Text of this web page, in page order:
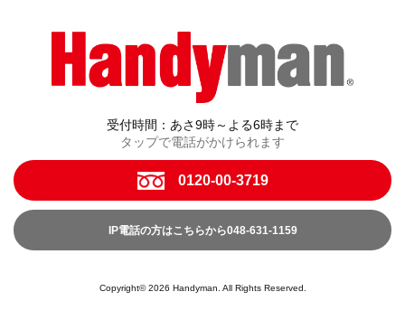
受付時間：あさ9時～よる6時まで
タップで電話がかけられます
0120-00-3719
IP電話の方はこちらから048-631-1159
Copyright© 2026 Handyman. All Rights Reserved.